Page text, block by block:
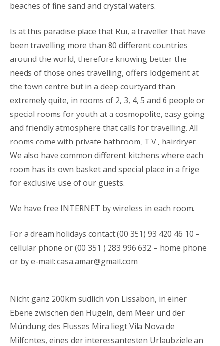
beaches of fine sand and crystal waters.
Is at this paradise place that Rui, a traveller that have
been travelling more than 80 different countries
around the world, therefore knowing better the
needs of those ones travelling, offers lodgement at
the town centre but in a deep courtyard than
extremely quite, in rooms of 2, 3, 4, 5 and 6 people or
special rooms for youth at a cosmopolite, easy going
and friendly atmosphere that calls for travelling. All
rooms come with private bathroom, T.V., hairdryer.
We also have common different kitchens where each
room has its own basket and special place in a frige
for exclusive use of our guests.
We have free INTERNET by wireless in each room.
For a dream holidays contact:(00 351) 93 420 46 10 –
cellular phone or (00 351 ) 283 996 632 – home phone
or by e-mail: casa.amar@gmail.com
Nicht ganz 200km südlich von Lissabon, in einer
Ebene zwischen den Hügeln, dem Meer und der
Mündung des Flusses Mira liegt Vila Nova de
Milfontes, eines der interessantesten Urlaubziele an